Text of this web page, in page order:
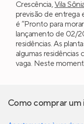
Crescência,Vila
previsão de entrega
é “Pronto para
lançamento de 02/
residências. As
algumas residências
vaga. Neste
Como comprar um